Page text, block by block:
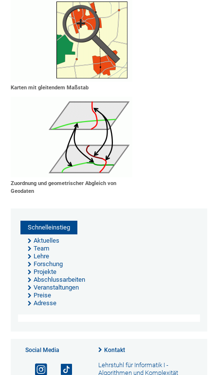
Karten mit gleitendem Maßstab
Zuordnung und geometrischer Abgleich von
Geodaten
Schnelleinstieg
Aktuelles
Team
Lehre
Forschung
Projekte
Abschlussarbeiten
Veranstaltungen
Preise
Adresse
Social Media Kontakt
Lehrstuhl für Informatik I -
Algorithmen und Komplexität